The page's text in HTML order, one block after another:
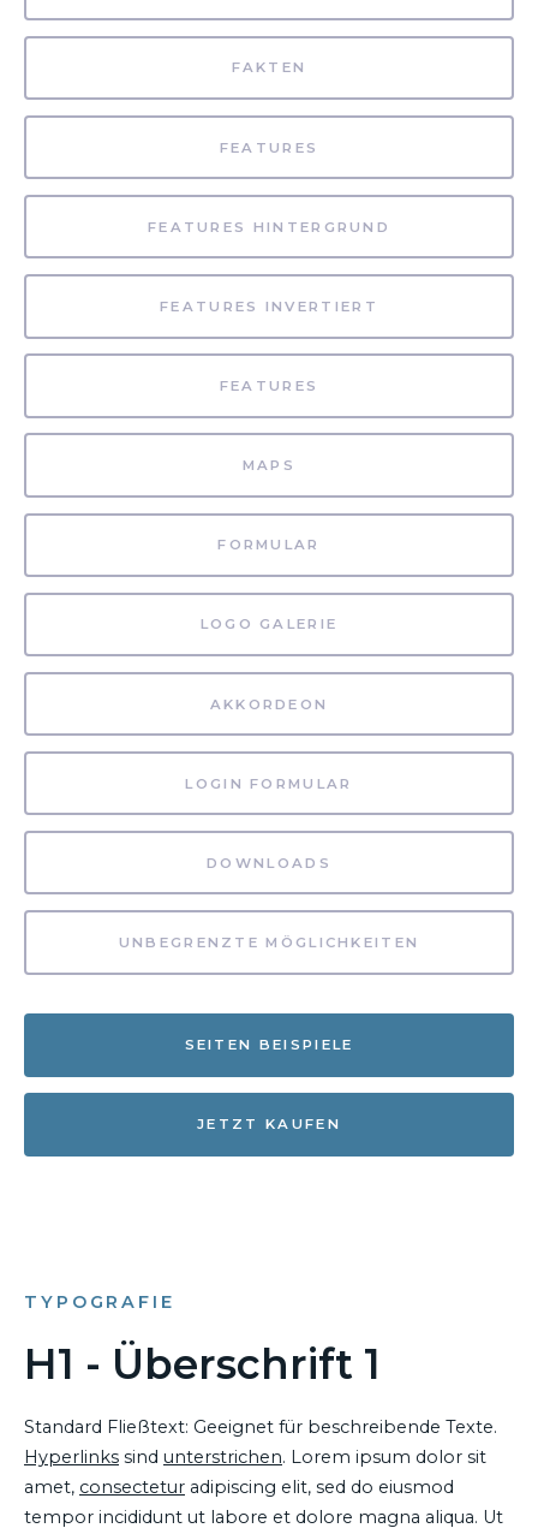
FAKTEN
FEATURES
FEATURES HINTERGRUND
FEATURES INVERTIERT
FEATURES
MAPS
FORMULAR
LOGO GALERIE
AKKORDEON
LOGIN FORMULAR
DOWNLOADS
UNBEGRENZTE MÖGLICHKEITEN
SEITEN BEISPIELE
JETZT KAUFEN
TYPOGRAFIE
H1 - Überschrift 1
Standard Fließtext: Geeignet für beschreibende Texte.
Hyperlinks sind unterstrichen. Lorem ipsum dolor sit
amet, consectetur adipiscing elit, sed do eiusmod
tempor incididunt ut labore et dolore magna aliqua. Ut